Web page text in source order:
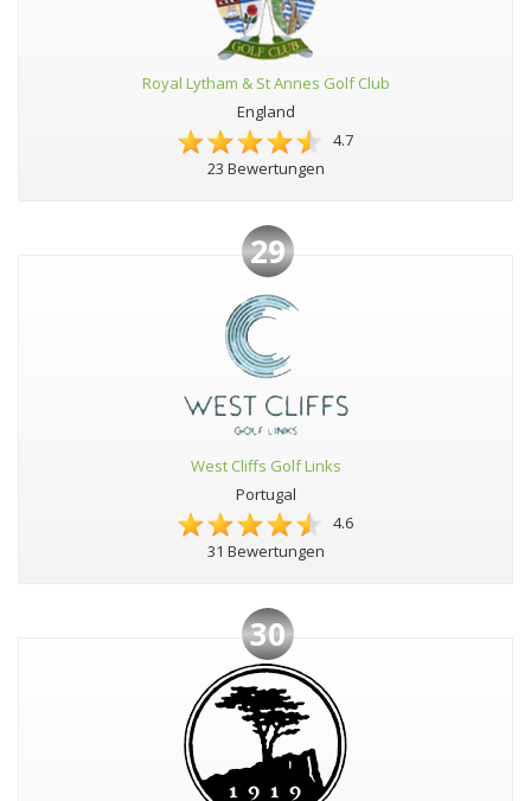
Royal Lytham & St Annes Golf Club
England
4.7
23 Bewertungen
29
West Cliffs Golf Links
Portugal
4.6
31 Bewertungen
30